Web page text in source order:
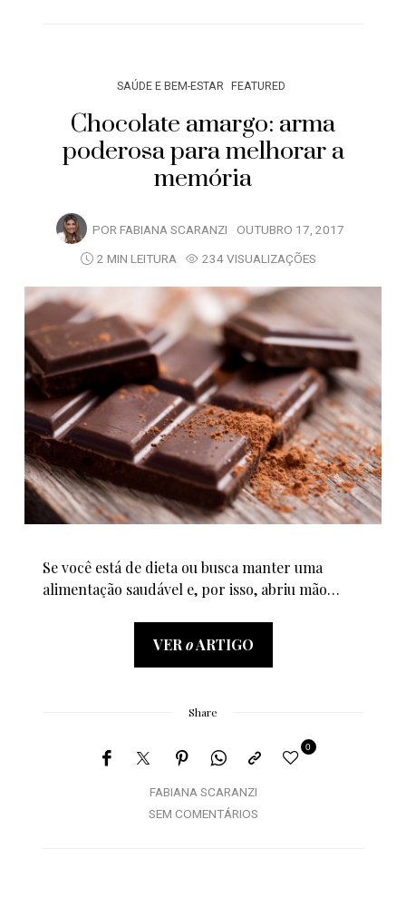
SAÚDE E BEM-ESTAR FEATURED
Chocolate amargo: arma
poderosa para melhorar a
memória
POR FABIANA SCARANZI OUTUBRO 17, 2017
2 MIN LEITURA
234 VISUALIZAÇÕES
Se você está de dieta ou busca manter uma
alimentação saudável e, por isso, abriu mão…
VER oARTIGO
Share
FABIANA SCARANZI
0
SEM COMENTÁRIOS